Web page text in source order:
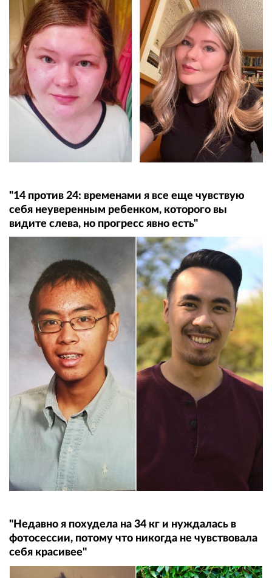
"14 против 24: временами я все еще чувствую
себя неуверенным ребенком, которого вы
видите слева, но прогресс явно есть"
"Недавно я похудела на 34 кг и нуждалась в
фотосессии, потому что никогда не чувствовала
себя красивее"